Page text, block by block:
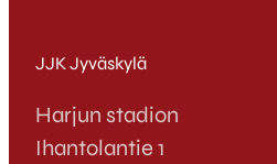
JJK Jyväskylä
Harjun stadion
Ihantolantie 1